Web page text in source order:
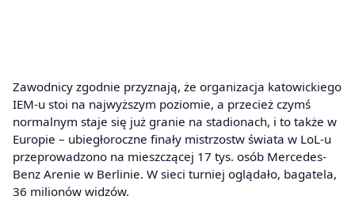
Zawodnicy zgodnie przyznają, że organizacja katowickiego
IEM-u stoi na najwyższym poziomie, a przecież czymś
normalnym staje się już granie na stadionach, i to także w
Europie – ubiegłoroczne finały mistrzostw świata w LoL-u
przeprowadzono na mieszczącej 17 tys. osób Mercedes-
Benz Arenie w Berlinie. W sieci turniej oglądało, bagatela,
36 milionów widzów.